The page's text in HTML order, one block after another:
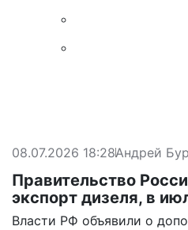
08.07.2026 18:28Андрей
Правительство
экспорт дизеля, в
Власти РФ объявили о